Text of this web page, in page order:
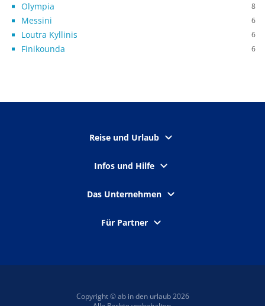
Olympia 8
Messini 6
Loutra Kyllinis 6
Finikounda 6
Reise und Urlaub
Infos und Hilfe
Das Unternehmen
Für Partner
Copyright © ab in den urlaub 2026